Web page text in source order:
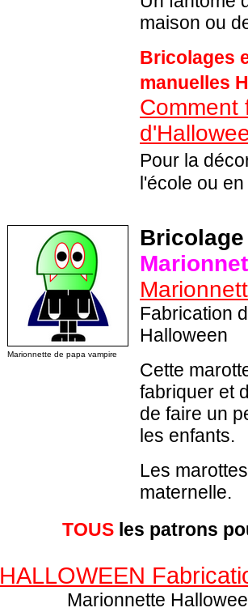
maison ou
Bricolages
manuelles
Comment
Pour la
l'école ou
Marionnette de papa vampire
Fabrication
Halloween
Cette
fabriquer et
de faire un
les enfants.
Les
maternelle.
TOUS les patrons
HALLOWEEN
Marionnette